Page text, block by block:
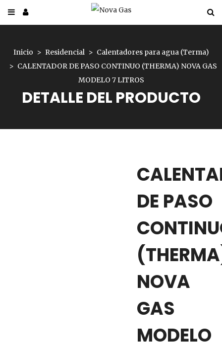
Inicio Residencial
Calentadores para agua (Terma)
CALENTADOR DE PASO CONTINUO (THERMA) NOVA GAS
MODELO 7 LITROS
DETALLE DEL PRODUCTO
DE PASO
NOVA
GAS
MODELO